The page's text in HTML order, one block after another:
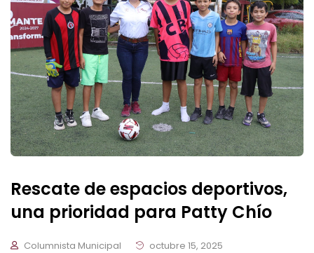
Rescate de espacios deportivos,
una prioridad para Patty Chío
Columnista Municipal
octubre 15, 2025